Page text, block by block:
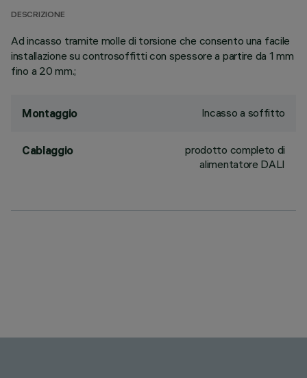
DESCRIZIONE
Ad incasso tramite molle di torsione che consento una facile
installazione su controsoffitti con spessore a partire da 1 mm
fino a 20 mm.;
Montaggio Incasso a soffitto
Cablaggio
prodotto completo di
alimentatore DALI